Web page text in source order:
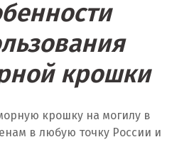
крошки
крошку на могилу в
в любую точку России и